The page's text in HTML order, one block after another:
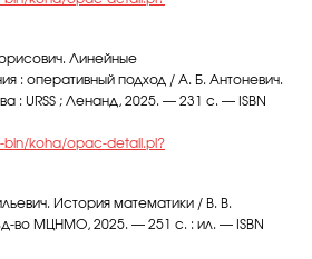
Линейные
: оперативный подход / А. Б. Антоневич.
: URSS ; Ленанд, 2025. — 231 с. — ISBN
bin/koha/opac-detail.pl?
История математики / В. В.
во МЦНМО, 2025. — 251 с. : ил. — ISBN